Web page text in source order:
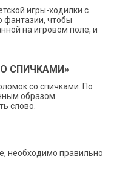
игры-ходилки с
фантазии, чтобы
на игровом поле, и
СПИЧКАМИ»
со спичками. По
образом
слово.
необходимо правильно